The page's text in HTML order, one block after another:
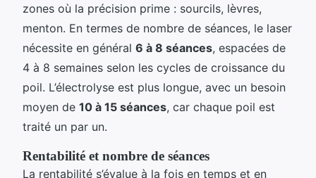
zones où la précision prime : sourcils, lèvres,
menton. En termes de nombre de séances, le laser
nécessite en général 6 à 8 séances, espacées de
4 à 8 semaines selon les cycles de croissance du
poil. L’électrolyse est plus longue, avec un besoin
moyen de 10 à 15 séances, car chaque poil est
traité un par un.
Rentabilité et nombre de séances
La rentabilité s’évalue à la fois en temps et en